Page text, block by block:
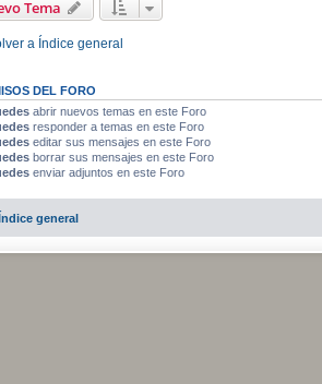
Tema
a Índice general
DEL FORO
abrir nuevos temas en este Foro
responder a temas en este Foro
editar sus mensajes en este Foro
borrar sus mensajes en este Foro
enviar adjuntos en este Foro
general